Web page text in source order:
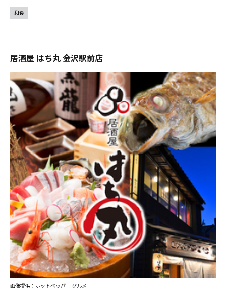
和食
居酒屋 はち丸 金沢駅前店
画像提供：ホットペッパー グルメ